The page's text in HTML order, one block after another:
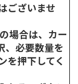
ございませ
場合は、カー
、必要数量を
を押下してく